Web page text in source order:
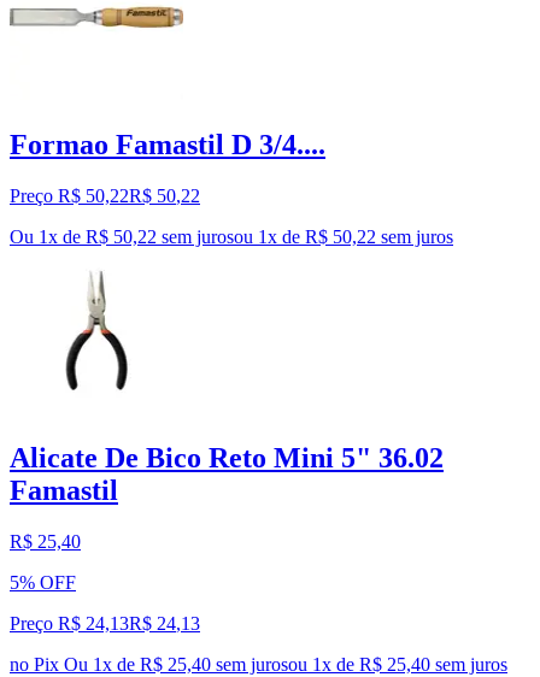
Formao Famastil D 3/4....
Preço R$ 50,22R$ 50,22
Ou 1x de R$ 50,22 sem jurosou 1x de R$ 50,22 sem juros
Alicate De Bico Reto Mini 5" 36.02
Famastil
R$ 25,40
5% OFF
Preço R$ 24,13R$ 24,13
no Pix Ou 1x de R$ 25,40 sem jurosou 1x de R$ 25,40 sem juros